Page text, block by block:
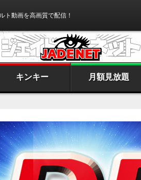
ト動画を高画質で配信！
キンキー 月額見放題